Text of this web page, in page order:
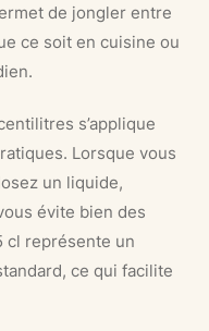
de jongler entre
ce soit en cuisine ou
s’applique
Lorsque vous
un liquide,
évite bien des
cl représente un
ce qui facilite